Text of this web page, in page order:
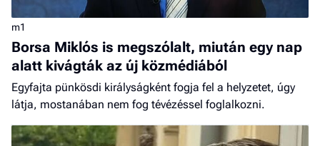
m1
Borsa Miklós is megszólalt, miután egy nap
alatt kivágták az új közmédiából
Egyfajta pünkösdi királyságként fogja fel a helyzetet, úgy
látja, mostanában nem fog tévézéssel foglalkozni.